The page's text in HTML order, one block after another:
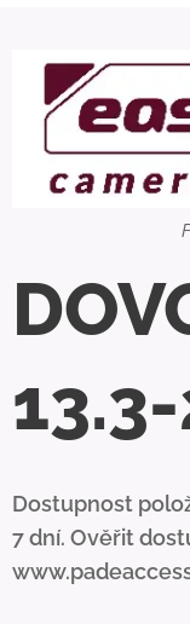
Dostupnost
7 dní. Ověřit